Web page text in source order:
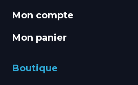
Mon compte
Mon panier
Boutique